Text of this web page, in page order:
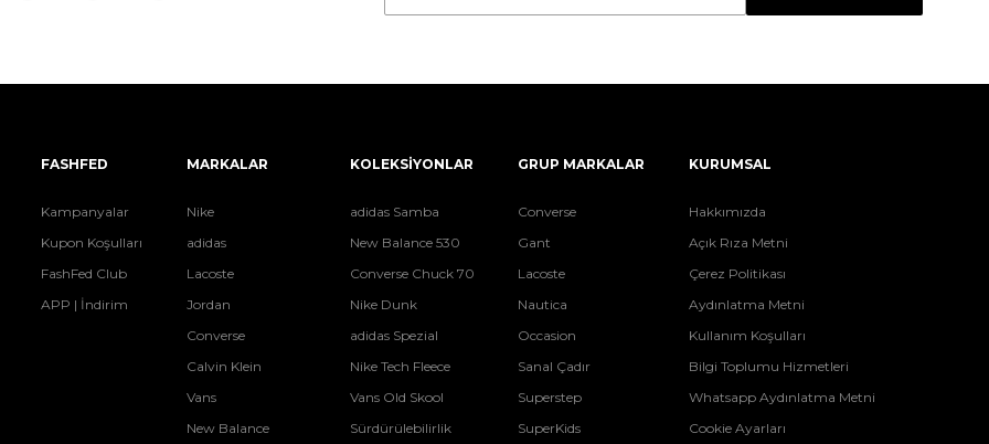
FASHFED
Kampanyalar
Kupon Koşulları
FashFed Club
APP | İndirim
MARKALAR
Nike
adidas
Lacoste
Jordan
Converse
Calvin Klein
Vans
New Balance
KOLEKSİYONLAR
adidas Samba
New Balance 530
Converse Chuck 70
Nike Dunk
adidas Spezial
Nike Tech Fleece
Vans Old Skool
Sürdürülebilirlik
GRUP MARKALAR
Converse
Gant
Lacoste
Nautica
Occasion
Sanal Çadır
Superstep
SuperKids
KURUMSAL
Hakkımızda
Açık Rıza Metni
Çerez Politikası
Aydınlatma Metni
Kullanım Koşulları
Bilgi Toplumu Hizmetleri
Whatsapp Aydınlatma Metni
Cookie Ayarları